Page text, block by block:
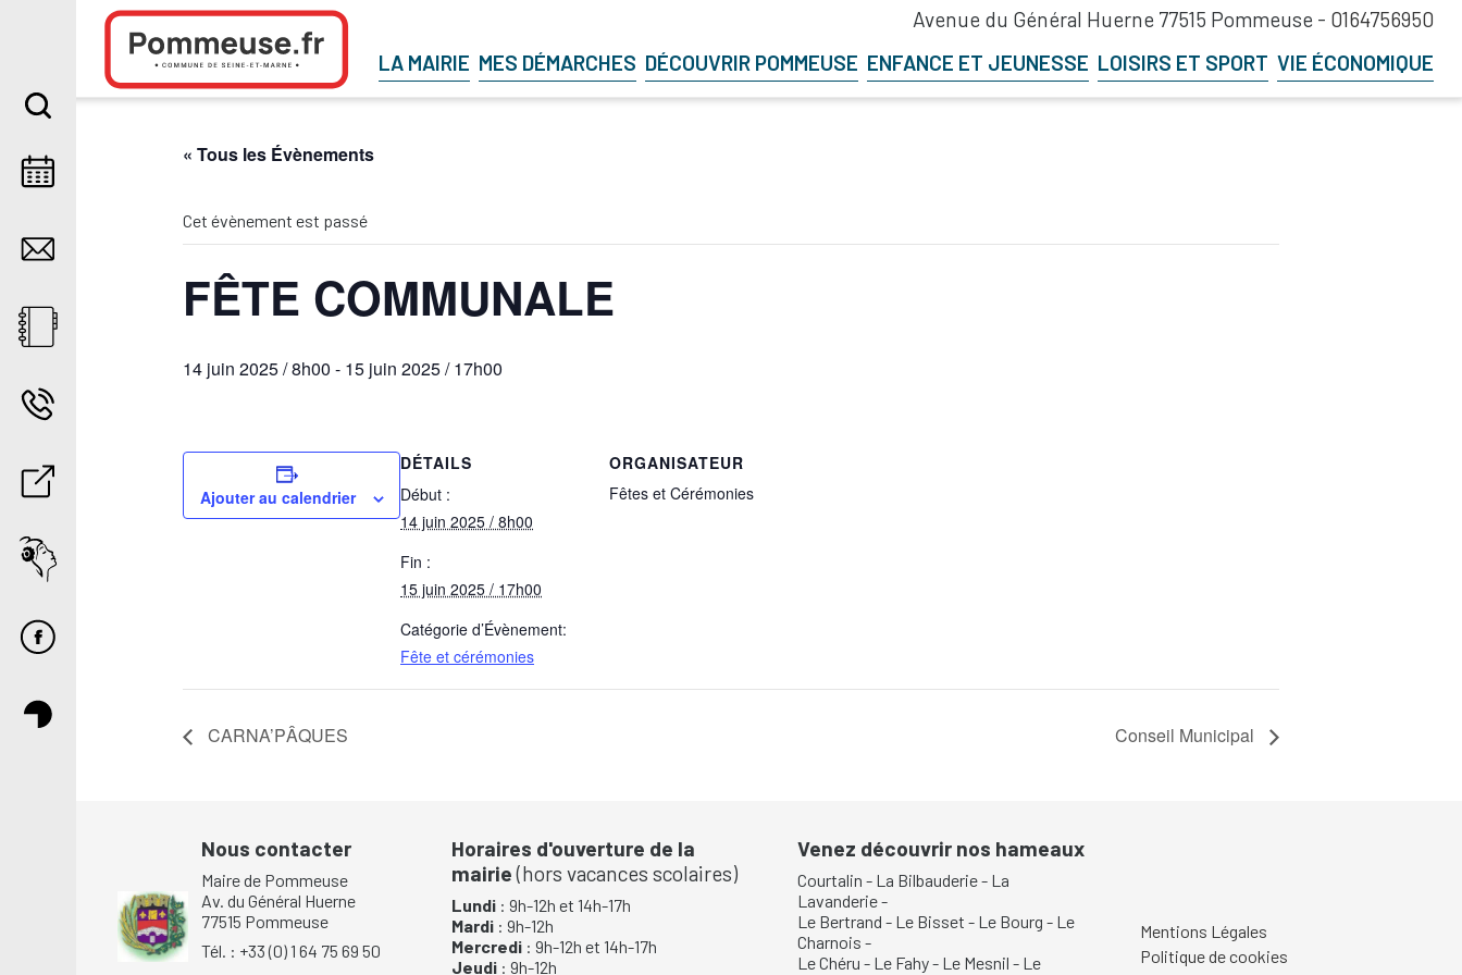
Aller au contenu Avenue du Général Huerne 77515 Pommeuse - 0164756950
LA MAIRIE MES DÉMARCHES DÉCOUVRIR POMMEUSE ENFANCE ET JEUNESSE LOISIRS ET SPORT VIE ÉCONOMIQUE
« Tous les Évènements
Cet évènement est passé
FÊTE COMMUNALE
14 juin 2025 / 8h00 - 15 juin 2025 / 17h00
Ajouter au calendrier
DÉTAILS
Début :
14 juin 2025 / 8h00
Fin :
15 juin 2025 / 17h00
Catégorie d’Évènement:
Fête et cérémonies
ORGANISATEUR
Fêtes et Cérémonies
CARNA’PÂQUES Conseil Municipal
Nous contacter
Maire de Pommeuse
Av. du Général Huerne
77515 Pommeuse
Tél. : +33 (0) 1 64 75 69 50
Horaires d'ouverture de la
mairie(hors vacances scolaires)
Lundi: 9h-12h et 14h-17h
Mardi : 9h-12h
Mercredi : 9h-12h et 14h-17h
Jeudi : 9h-12h
Venez découvrir nos hameaux
Courtalin - La Bilbauderie- La
Lavanderie-
Le Bertrand - Le Bisset - Le Bourg - Le
Charnois -
Le Chéru - Le Fahy- Le Mesnil - Le
Mentions Légales
Politique de cookies